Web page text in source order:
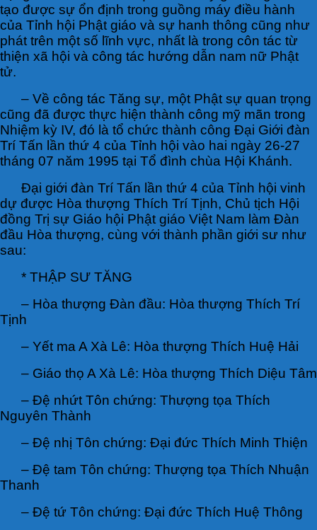
tạo được sự ổn định trong guồng máy điều hành
của Tỉnh hội Phật giáo và sự hanh thông cũng như
phát trên một số lĩnh vực, nhất là trong côn tác từ
thiện xã hội và công tác hướng dẫn nam nữ Phật
tử.
– Về công tác Tăng sự, một Phật sự quan trọng
cũng đã được thực hiện thành công mỹ mãn trong
Nhiệm kỳ IV, đó là tổ chức thành công Đại Giới đàn
Trí Tấn lần thứ 4 của Tỉnh hội vào hai ngày 26-27
tháng 07 năm 1995 tại Tổ đình chùa Hội Khánh.
Đại giới đàn Trí Tấn lần thứ 4 của Tỉnh hội vinh
dự được Hòa thượng Thích Trí Tịnh, Chủ tịch Hội
đồng Trị sự Giáo hội Phật giáo Việt Nam làm Đàn
đầu Hòa thượng, cùng với thành phần giới sư như
sau:
* THẬP SƯ TĂNG
– Hòa thượng Đàn đầu: Hòa thượng Thích Trí
Tịnh
– Yết ma A Xà Lê: Hòa thượng Thích Huệ Hải
– Giáo thọ A Xà Lê: Hòa thượng Thích Diệu Tâm
– Đệ nhứt Tôn chứng: Thượng tọa Thích
Nguyên Thành
– Đệ nhị Tôn chứng: Đại đức Thích Minh Thiện
– Đệ tam Tôn chứng: Thượng tọa Thích Nhuận
Thanh
– Đệ tứ Tôn chứng: Đại đức Thích Huệ Thông